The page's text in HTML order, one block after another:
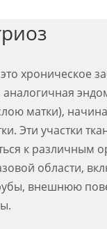
хроническое
аналогичная
матки),
Эти участки
к различным
области,
внешнюю